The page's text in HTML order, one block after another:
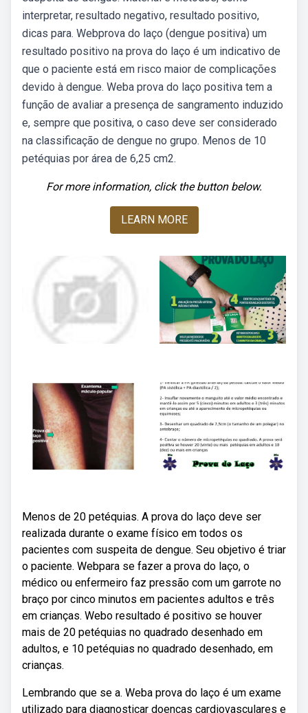
interpretar, resultado negativo, resultado positivo,
dicas para. Webprova do laço (dengue positiva) um
resultado positivo na prova do laço é um indicativo de
que o paciente está em risco maior de complicações
devido à dengue. Weba prova do laço positiva tem a
função de avaliar a presença de sangramento induzido
e, sempre que positiva, o caso deve ser considerado
na classificação de dengue no grupo. Menos de 10
petéquias por área de 6,25 cm2.
For more information, click the button below.
LEARN MORE
Menos de 20 petéquias. A prova do laço deve ser
realizada durante o exame físico em todos os
pacientes com suspeita de dengue. Seu objetivo é triar
o paciente. Webpara se fazer a prova do laço, o
médico ou enfermeiro faz pressão com um garrote no
braço por cinco minutos em pacientes adultos e três
em crianças. Webo resultado é positivo se houver
mais de 20 petéquias no quadrado desenhado em
adultos, e 10 petéquias no quadrado desenhado, em
crianças.
Lembrando que se a. Weba prova do laço é um exame
utilizado para diagnosticar doenças cardiovasculares e